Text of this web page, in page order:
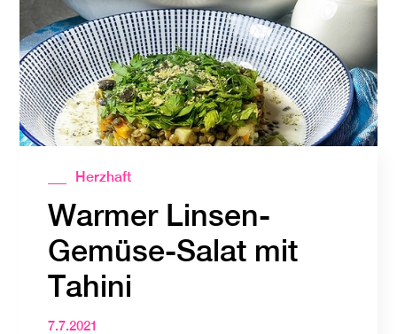
Herzhaft
Warmer Linsen-
Gemüse-Salat mit
Tahini
7.7.2021